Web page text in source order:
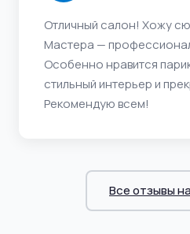
Отличный салон! Хожу
Мастера —
Особенно нравится
стильный интерьер и
Рекомендую всем!
Все отзывы